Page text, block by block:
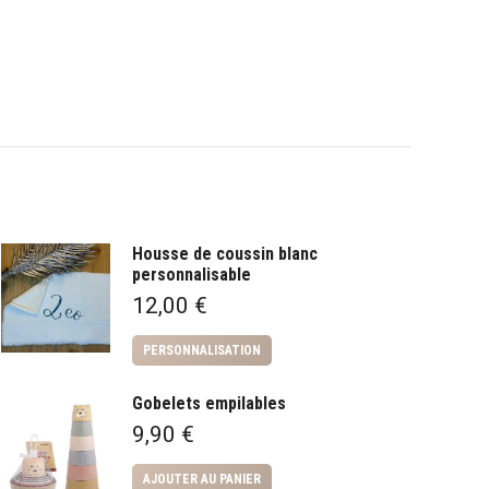
Housse de coussin blanc
personnalisable
12,00 €
PERSONNALISATION
Gobelets empilables
9,90 €
AJOUTER AU PANIER